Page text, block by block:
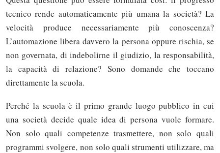
tecnico rende automaticamente più umana la società? La
velocità produce necessariamente più conoscenza?
L’automazione libera davvero la persona oppure rischia, se
non governata, di indebolirne il giudizio, la responsabilità,
la capacità di relazione? Sono domande che toccano
direttamente la scuola.
Perché la scuola è il primo grande luogo pubblico in cui
una società decide quale idea di persona vuole formare.
Non solo quali competenze trasmettere, non solo quali
programmi svolgere, non solo quali strumenti utilizzare, ma